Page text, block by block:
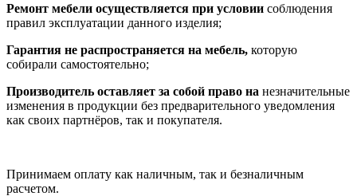
Ремонт мебели осуществляется при условии соблюдения
правил эксплуатации данного изделия;
Гарантия не распространяется на мебель, которую
собирали самостоятельно;
Производитель оставляет за собой право на незначительные
изменения в продукции без предварительного уведомления
как своих партнёров, так и покупателя.
Принимаем оплату как наличным, так и безналичным
расчетом.